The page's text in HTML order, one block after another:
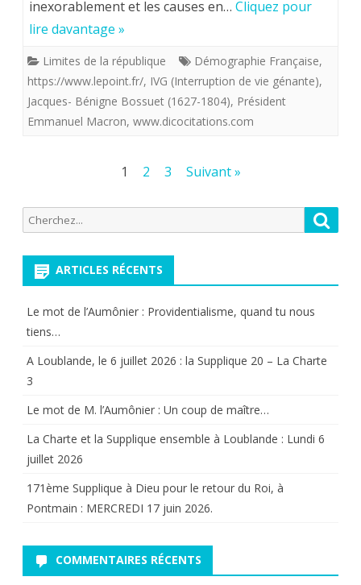
bien
?
bien
nous
en
inexorablement et les causes en… Cliquez pour
lire davantage »
Limites de la république Démographie Française,
https://www.lepoint.fr/, IVG (Interruption de vie génante),
Jacques- Bénigne Bossuet (1627-1804), Président
Emmanuel Macron, www.dicocitations.com
publications
1 2 3 Suivant »
Recherche
pour:
ARTICLES RÉCENTS
Le mot de l’Aumônier : Providentialisme, quand tu nous
tiens…
A Loublande, le 6 juillet 2026 : la Supplique 20 – La Charte
3
Le mot de M. l’Aumônier : Un coup de maître…
La Charte et la Supplique ensemble à Loublande : Lundi 6
juillet 2026
171ème Supplique à Dieu pour le retour du Roi, à
Pontmain : MERCREDI 17 juin 2026.
COMMENTAIRES RÉCENTS